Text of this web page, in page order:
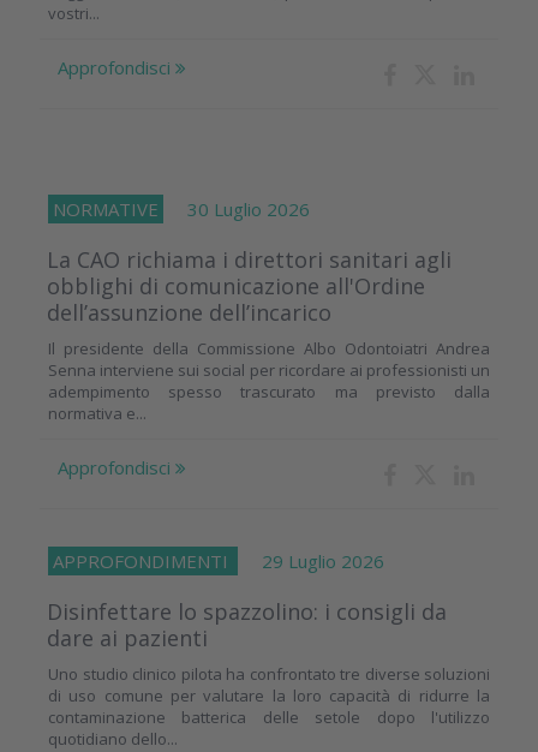
vostri...
Approfondisci
NORMATIVE 30 Luglio 2026
La CAO richiama i direttori sanitari agli
obblighi di comunicazione all'Ordine
dell’assunzione dell’incarico
Il presidente della Commissione Albo Odontoiatri Andrea
Senna interviene sui social per ricordare ai professionisti un
adempimento spesso trascurato ma previsto dalla
normativa e...
Approfondisci
APPROFONDIMENTI 29 Luglio 2026
Disinfettare lo spazzolino: i consigli da
dare ai pazienti
Uno studio clinico pilota ha confrontato tre diverse soluzioni
di uso comune per valutare la loro capacità di ridurre la
contaminazione batterica delle setole dopo l'utilizzo
quotidiano dello...